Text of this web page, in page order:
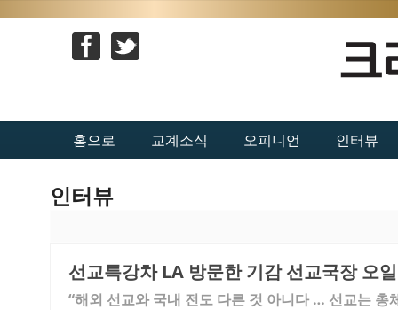
홈으로 교계소식 오피니언 인터뷰
인터뷰
선교특강차 LA 방문한 기감 선교국장 오
“해외 선교와 국내 전도 다른 것 아니다 … 선교는 총